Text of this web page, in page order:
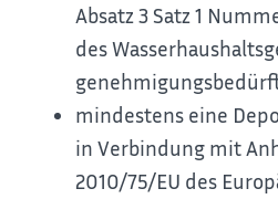
Absatz 3 Satz 1
des
mindestens eine
in Verbindung mit
2010/75/EU des